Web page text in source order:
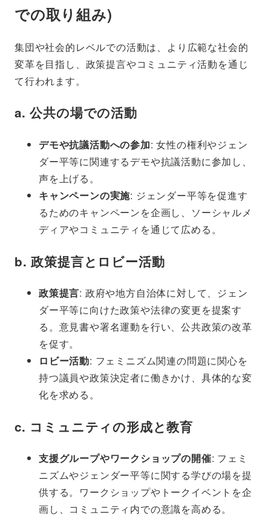
での取り組み)
集団や社会的レベルでの活動は、より広範な社会的
変革を目指し、政策提言やコミュニティ活動を通じ
て行われます。
a.公共の場での活動
デモや抗議活動への参加: 女性の権利やジェン
ダー平等に関連するデモや抗議活動に参加し、
声を上げる。
キャンペーンの実施: ジェンダー平等を促進す
るためのキャンペーンを企画し、ソーシャルメ
ディアやコミュニティを通じて広める。
b.政策提言とロビー活動
政策提言: 政府や地方自治体に対して、ジェン
ダー平等に向けた政策や法律の変更を提案す
る。意見書や署名運動を行い、公共政策の改革
を促す。
ロビー活動: フェミニズム関連の問題に関心を
持つ議員や政策決定者に働きかけ、具体的な変
化を求める。
c. コミュニティの形成と教育
支援グループやワークショップの開催: フェミ
ニズムやジェンダー平等に関する学びの場を提
供する。ワークショップやトークイベントを企
画し、コミュニティ内での意識を高める。